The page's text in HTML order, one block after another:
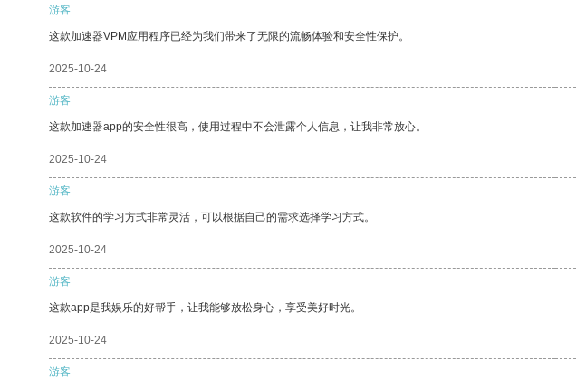
游客
这款加速器VPM应用程序已经为我们带来了无限的流畅体验和安全性保护。
2025-10-24
游客
这款加速器app的安全性很高，使用过程中不会泄露个人信息，让我非常放心。
2025-10-24
游客
这款软件的学习方式非常灵活，可以根据自己的需求选择学习方式。
2025-10-24
游客
这款app是我娱乐的好帮手，让我能够放松身心，享受美好时光。
2025-10-24
游客